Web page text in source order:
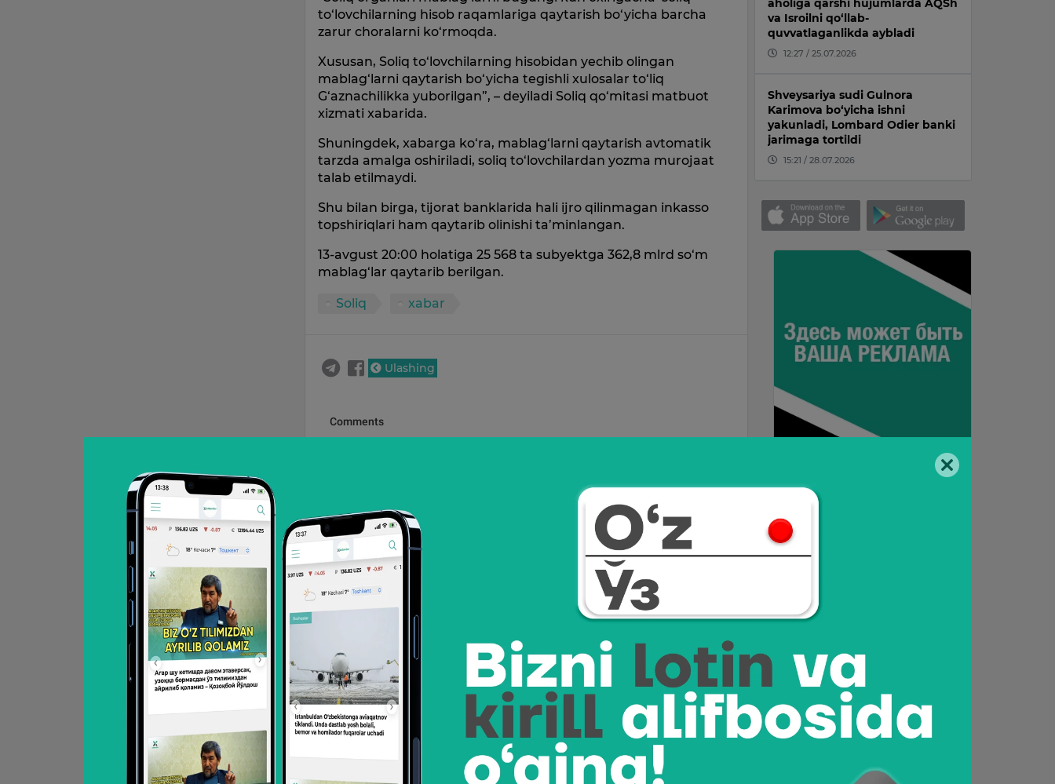
to‘lovchilarning hisob raqamlariga qaytarish bo‘yicha barcha
zarur choralarni ko‘rmoqda.
Xususan, Soliq to‘lovchilarning hisobidan yechib olingan
mablag‘larni qaytarish bo‘yicha tegishli xulosalar to‘liq
G‘aznachilikka yuborilgan”, – deyiladi Soliq qo‘mitasi matbuot
xizmati xabarida.
Shuningdek, xabarga ko‘ra, mablag‘larni qaytarish avtomatik
tarzda amalga oshiriladi, soliq to‘lovchilardan yozma murojaat
talab etilmaydi.
Shu bilan birga, tijorat banklarida hali ijro qilinmagan inkasso
topshiriqlari ham qaytarib olinishi ta’minlangan.
13-avgust 20:00 holatiga 25 568 ta subyektga 362,8 mlrd so‘m
mablag‘lar qaytarib berilgan.
Soliq xabar
Ulashing
aholiga qarshi hujumlarda AQSh
va Isroilni qo‘llab-
quvvatlaganlikda aybladi
12:27 / 25.07.2026
Shveysariya sudi Gulnora
Karimova bo‘yicha ishni
yakunladi, Lombard Odier banki
jarimaga tortildi
15:21 / 28.07.2026